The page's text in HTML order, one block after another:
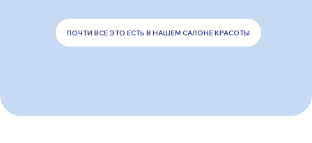
ПОЧТИ ВСЕ ЭТО ЕСТЬ В НАШЕМ САЛОНЕ КРАСОТЫ